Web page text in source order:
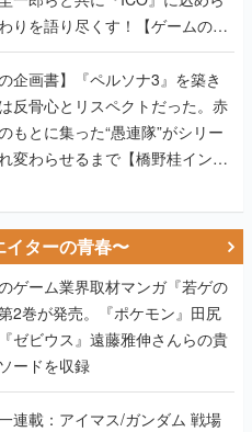
りを語り尽くす！【ゲームの企
企画書】『ペルソナ3』を築き
反骨心とリスペクトだった。赤
もとに集った“愚連隊”がシリー
変わらせるまで【橋野桂インタ
ターの青春〜
ゲーム業界取材マンガ『若ゲの
2巻が発売。『ポケモン』田尻
ゼビウス』遠藤雅伸さんらの貴
ードを収録
連載：アイマス/ガンダム 戦場